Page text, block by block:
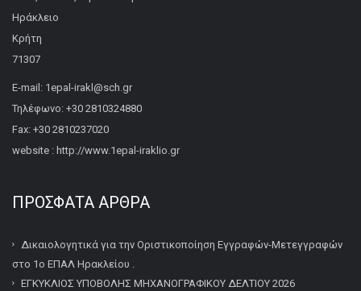
Ηράκλειο
Κρήτη
71307
E-mail: 1epal-irakl@sch.gr
Τηλέφωνο: +30 2810324880
Fax: +30 2810237020
website : http://www.1epal-iraklio.gr
ΠΡΌΣΦΑΤΑ ΆΡΘΡΑ
Δικαιολογητικά για την Οριστικοποίηση Εγγραφών-Μετεγγραφών
στο 1ο ΕΠΑΛ Ηρακλείου .
ΕΓΚΥΚΛΙΟΣ ΥΠΟΒΟΛΗΣ ΜΗΧΑΝΟΓΡΑΦΙΚΟΥ ΔΕΛΤΙΟΥ 2026